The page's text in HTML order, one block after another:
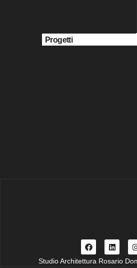
Progetti
Studio Architettura Rosario